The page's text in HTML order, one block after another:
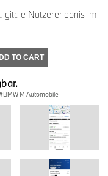
Nutzererlebnis im
TO CART
BMW M Automobile